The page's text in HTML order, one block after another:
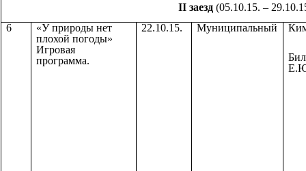
II заезд(05.10.15. –
6
«У природы нет
плохой погоды»
Игровая
программа.
22.10.15. Муниципальный